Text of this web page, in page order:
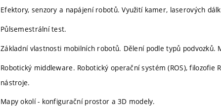
Efektory, senzory a napájení robotů. Využití kamer, laserových
Půlsemestrální test.
Základní vlastnosti mobilních robotů. Dělení podle typů podvozků.
Robotický middleware. Robotický operační systém (ROS), filozofie
nástroje.
Mapy okolí - konfigurační prostor a 3D modely.